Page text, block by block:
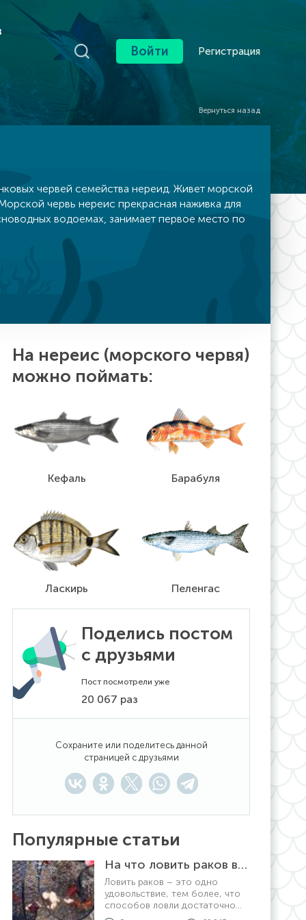
Войти Регистрация
Вернуться назад
червей семейства нереид. Живет морской
червь нереис прекрасная наживка для
водоемах, занимает первое место по
На нереис (морского червя)
можно поймать:
Кефаль Барабуля
Ласкирь Пеленгас
Поделись постом
с друзьями
Пост посмотрели уже
20 067 раз
Сохраните или поделитесь данной
страницей с друзьями
Популярные статьи
На что ловить раков в раколовке
Ловить раков – это одно
удовольствие, тем более, что
способов ловли достаточно
много. Самый